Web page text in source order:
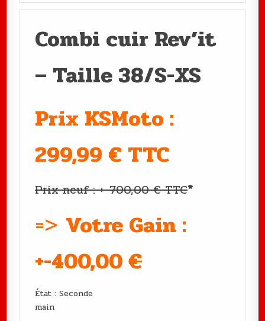
Combi cuir Rev’it
– Taille 38/S-XS
Prix KSMoto :
299,99 € TTC
Prix neuf : +-700,00 € TTC*
=> Votre Gain :
+-400,00€
État : Seconde
main